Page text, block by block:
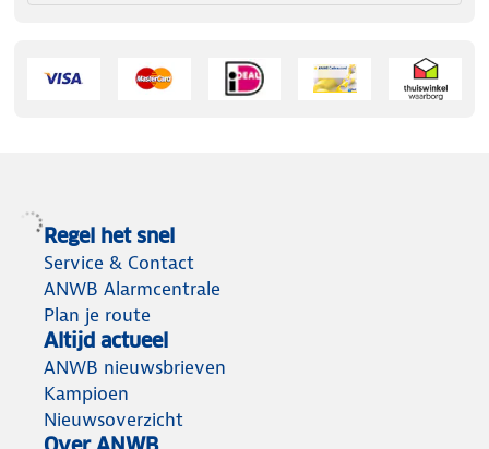
Regel het snel
Service & Contact
ANWB Alarmcentrale
Plan je route
Altijd actueel
ANWB nieuwsbrieven
Kampioen
Nieuwsoverzicht